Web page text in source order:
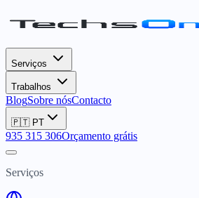
Serviços
Trabalhos
BlogSobre nósContacto
🇵🇹 PT
935 315 306Orçamento grátis
Serviços